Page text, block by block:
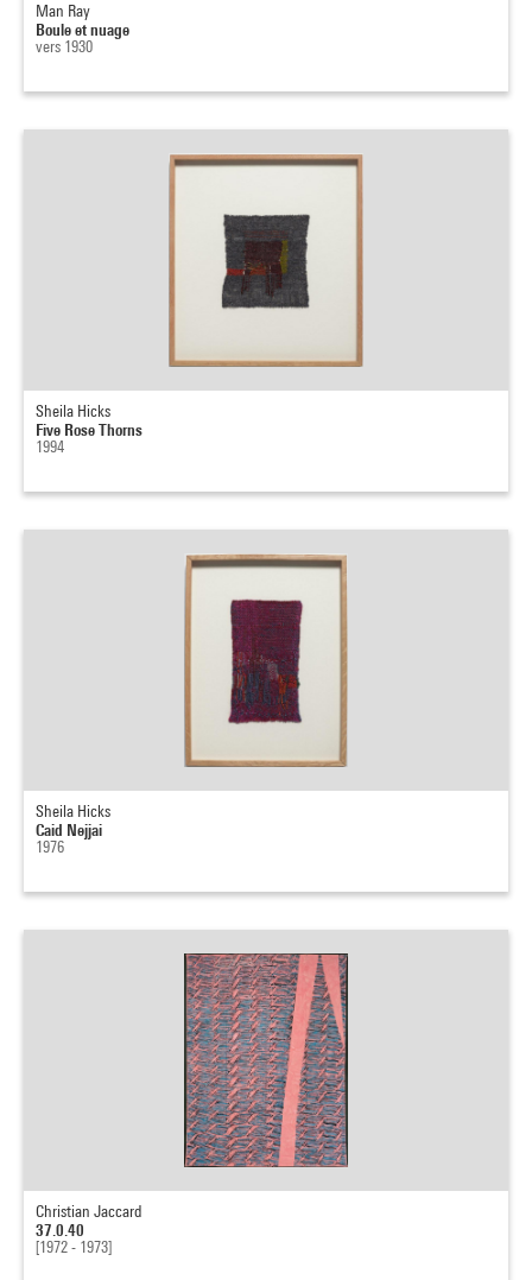
Man Ray
Boule et nuage
vers 1930
Sheila Hicks
Five Rose Thorns
1994
Sheila Hicks
Caid Nejjai
1976
Christian Jaccard
37.0.40
[1972 - 1973]